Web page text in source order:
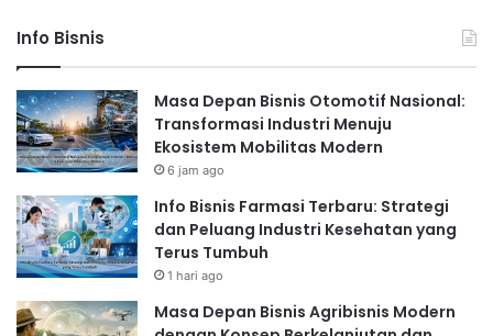
Info Bisnis
Masa Depan Bisnis Otomotif Nasional:
Transformasi Industri Menuju
Ekosistem Mobilitas Modern
6 jam ago
Info Bisnis Farmasi Terbaru: Strategi
dan Peluang Industri Kesehatan yang
Terus Tumbuh
1 hari ago
Masa Depan Bisnis Agribisnis Modern